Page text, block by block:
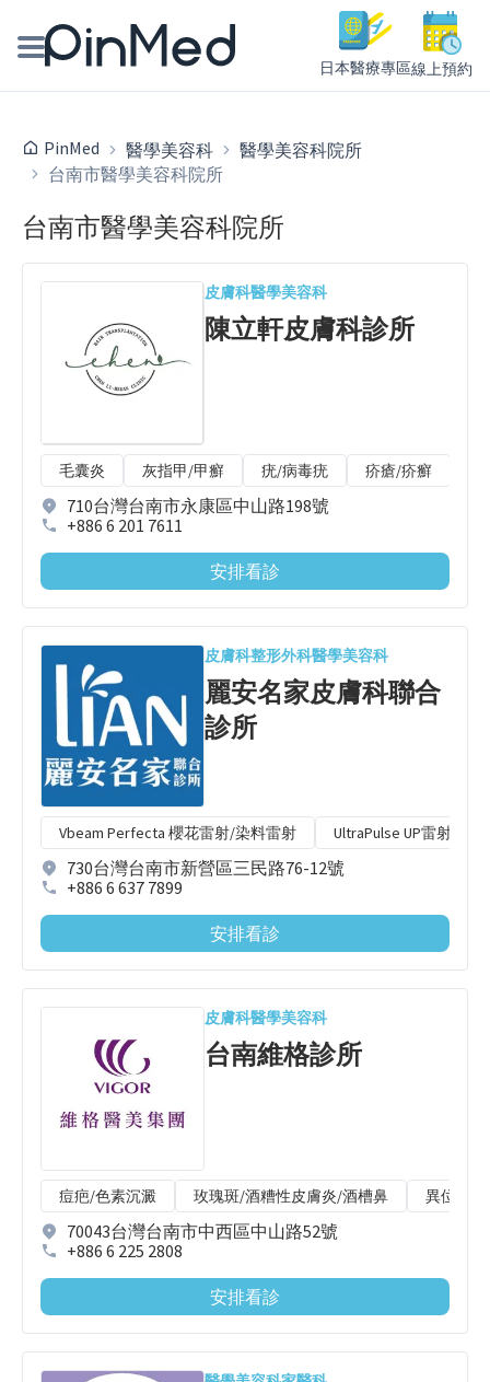
日本醫療專區線上預約
醫師專欄專訪
健康主題館
我是醫療人員
PinMed 醫學美容科
醫學美容科院所
台南市醫學美容科院所
台南市醫學美容科院所
皮膚科醫學美容科
陳立軒皮膚科診所
毛囊炎 灰指甲/甲癬 疣/病毒疣 疥瘡/疥癬
710台灣台南市永康區中山路198號
+886 6 201 7611
安排看診
皮膚科整形外科醫學美容科
麗安名家皮膚科聯合
診所
Vbeam Perfecta 櫻花雷射/染料雷射 UltraPulse UP雷射
730台灣台南市新營區三民路76-12號
+886 6 637 7899
安排看診
皮膚科醫學美容科
台南維格診所
痘疤/色素沉澱 玫瑰斑/酒糟性皮膚炎/酒槽鼻 異位性
70043台灣台南市中西區中山路52號
+886 6 225 2808
安排看診